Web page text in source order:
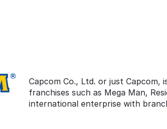
Capcom Co., Ltd. or just Capcom,
franchises such as Mega Man,
international enterprise with